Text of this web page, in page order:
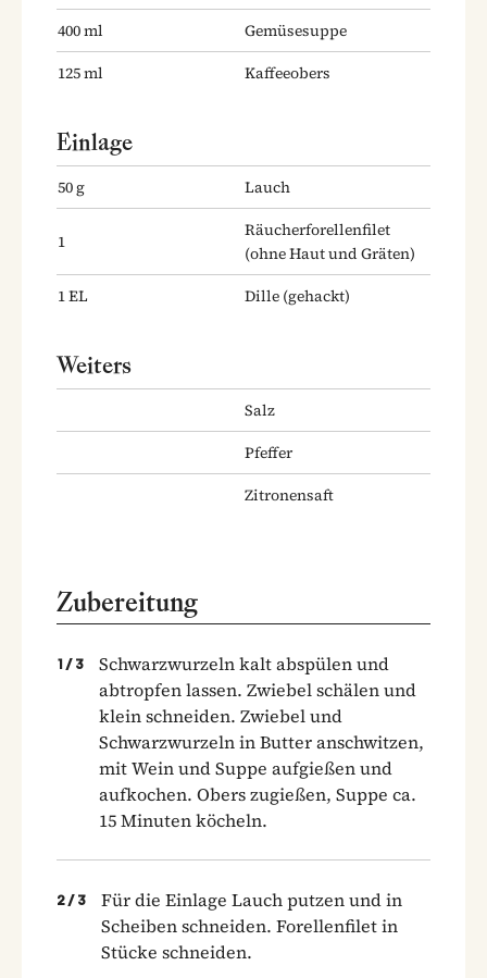
400ml
Gemüsesuppe
125ml Kaffeeobers
Einlage
50g Lauch
1
Räucherforellenfilet
(ohne Haut und Gräten)
1EL Dille (gehackt)
Weiters
Salz
Pfeffer
Zitronensaft
Zubereitung
1 / 3
Schwarzwurzeln kalt abspülen und
abtropfen lassen. Zwiebel schälen und
klein schneiden. Zwiebel und
Schwarzwurzeln in Butter anschwitzen,
mit Wein und Suppe aufgießen und
aufkochen. Obers zugießen, Suppe ca.
15 Minuten köcheln.
2 / 3
Für die Einlage Lauch putzen und in
Scheiben schneiden. Forellenfilet in
Stücke schneiden.